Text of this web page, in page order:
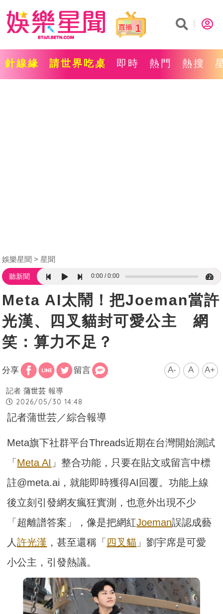
1
針線緣 請世界吃桌 即時 熱門 熱搜
娛樂星聞 星聞
聽新聞 0:00 0:00
Meta AI太鬧！把Joeman當許
光漢、四叉貓封可愛公主 網
笑：算力不足？
分享 留言 A- A A+
記者 蒲世芸 報導
2026/05/30 14:48
記者蒲世芸／綜合報導
Meta旗下社群平台Threads近期在台灣開始測試
「 Meta AI 」整合功能，只要在貼文或留言中標
註@meta.ai，就能即時獲得AI回覆。功能上線
後立刻引發網友瘋狂實測，也意外出現不少
「超離譜答案」，像是把網紅Joeman誤認成藝
人許光漢 ，甚至還稱「 四叉貓 」劉宇席是可愛
小公主，引發熱議。